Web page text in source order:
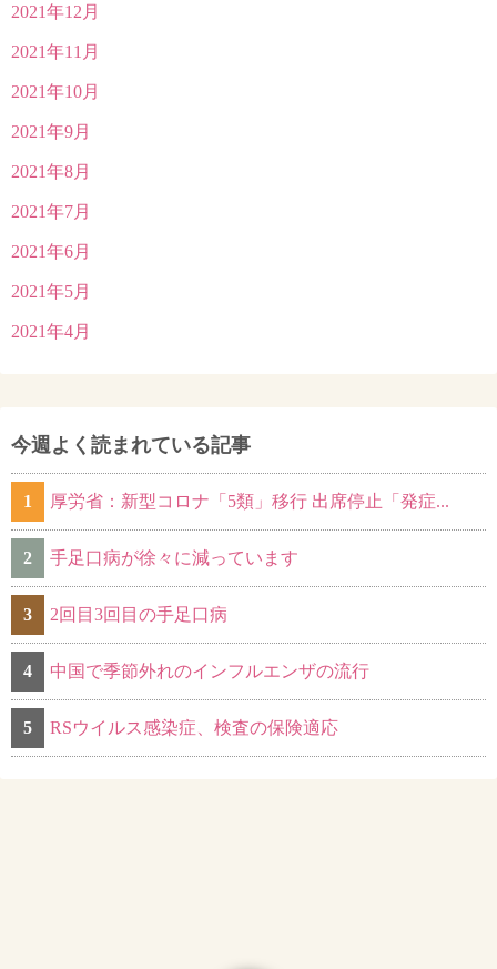
2021年12月
2021年11月
2021年10月
2021年9月
2021年8月
2021年7月
2021年6月
2021年5月
2021年4月
今週よく読まれている記事
1 厚労省：新型コロナ「5類」移行 出席停止「発症...
2 手足口病が徐々に減っています
3 2回目3回目の手足口病
4 中国で季節外れのインフルエンザの流行
5 RSウイルス感染症、検査の保険適応